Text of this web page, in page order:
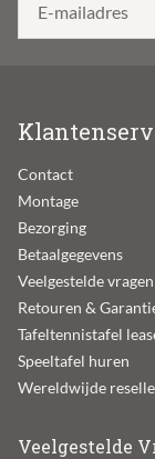
E-mailadres
Contact
Montage
Bezorging
Betaalgegevens
Veelgestelde vragen
Retouren &
Tafeltennistafel
Speeltafel huren
Wereldwijde
Veelgestelde